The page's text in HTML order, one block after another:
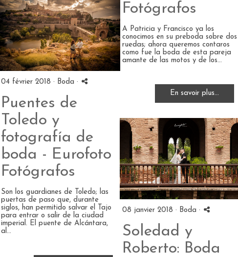
Fotógrafos
A Patricia y Francisco ya los
conocimos en su preboda sobre dos
ruedas; ahora queremos contaros
como fue la boda de esta pareja
amante de las motos y de los...
En savoir plus...
04 février 2018 · Boda ·
Puentes de
Toledo y
fotografía de
boda - Eurofoto
Fotógrafos
Son los guardianes de Toledo; las
puertas de paso que, durante
siglos, han permitido salvar el Tajo
para entrar o salir de la ciudad
imperial. El puente de Alcántara,
al...
08 janvier 2018 · Boda ·
Soledad y
Roberto: Boda